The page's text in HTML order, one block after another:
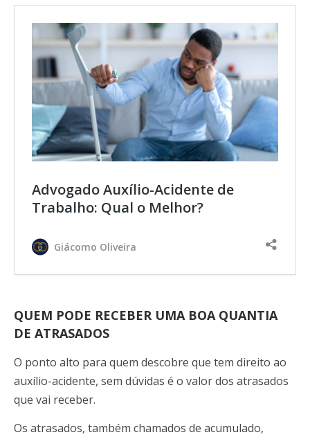
Advogado Auxílio-Acidente de
Trabalho: Qual o Melhor?
Giácomo Oliveira
QUEM PODE RECEBER UMA BOA QUANTIA
DE ATRASADOS
O ponto alto para quem descobre que tem direito ao
auxílio-acidente, sem dúvidas é o valor dos atrasados
que vai receber.
Os atrasados, também chamados de acumulado,